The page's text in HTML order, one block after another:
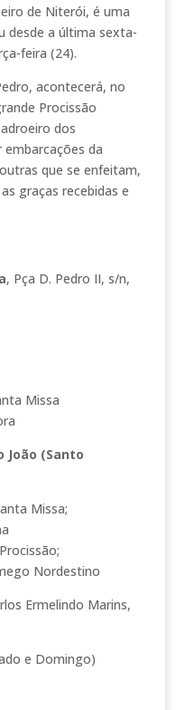
de Niterói, é uma
desde a última sexta-
feira (24).
acontecerá, no
Procissão
dos
da
que se enfeitam,
graças recebidas e
, Pça D. Pedro II, s/n,
Missa
João (Santo
Missa;
Nordestino
Ermelindo Marins,
e Domingo)